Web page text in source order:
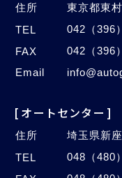
住所
東京都東
TEL
042（396
FAX
042（396
Email
[オートセンター]
住所
埼玉県新
TEL
048（480